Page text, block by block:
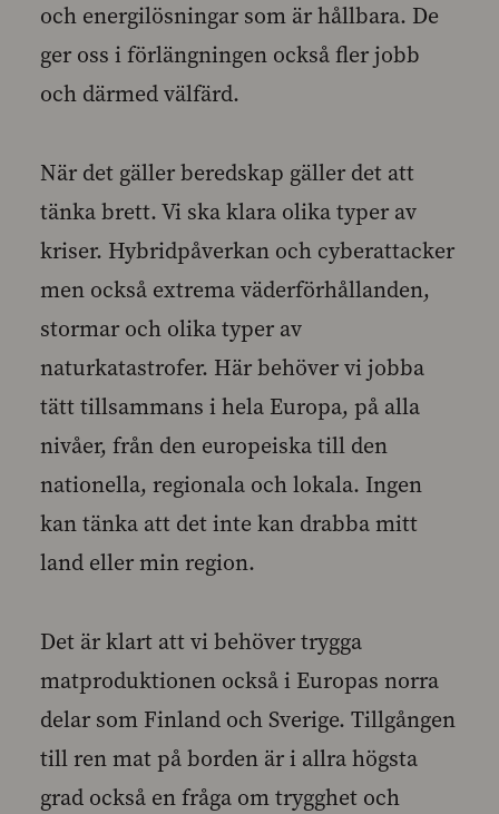
och energilösningar som är hållbara. De
ger oss i förlängningen också fler jobb
och därmed välfärd.
När det gäller beredskap gäller det att
tänka brett. Vi ska klara olika typer av
kriser. Hybridpåverkan och cyberattacker
men också extrema väderförhållanden,
stormar och olika typer av
naturkatastrofer. Här behöver vi jobba
tätt tillsammans i hela Europa, på alla
nivåer, från den europeiska till den
nationella, regionala och lokala. Ingen
kan tänka att det inte kan drabba mitt
land eller min region.
Det är klart att vi behöver trygga
matproduktionen också i Europas norra
delar som Finland och Sverige. Tillgången
till ren mat på borden är i allra högsta
grad också en fråga om trygghet och